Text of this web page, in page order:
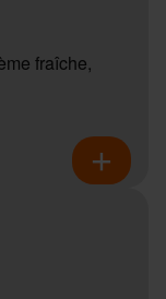
fraîche,